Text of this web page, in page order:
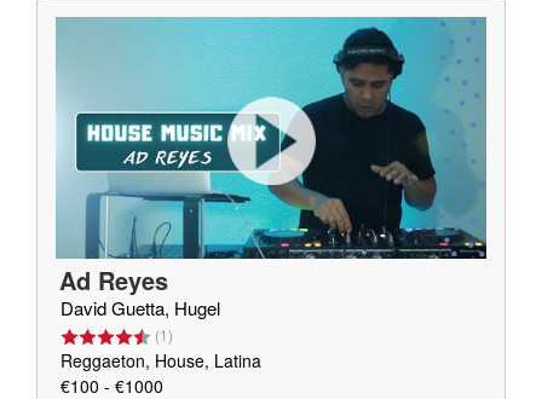
Ad Reyes
David Guetta, Hugel
(1)
Reggaeton, House, Latina
€100 - €1000